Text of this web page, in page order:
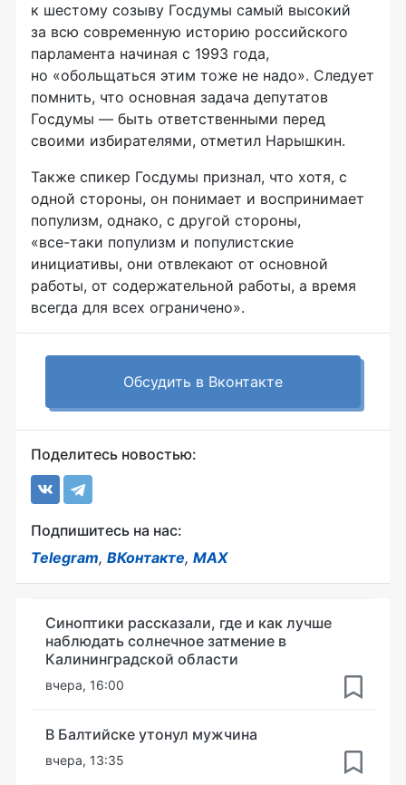
к шестому созыву Госдумы самый высокий
за всю современную историю российского
парламента начиная с 1993 года,
но «обольщаться этим тоже не надо». Следует
помнить, что основная задача депутатов
Госдумы — быть ответственными перед
своими избирателями, отметил Нарышкин.
Также спикер Госдумы признал, что хотя, с
одной стороны, он понимает и воспринимает
популизм, однако, с другой стороны,
«все-таки популизм и популистские
инициативы, они отвлекают от основной
работы, от содержательной работы, а время
всегда для всех ограничено».
Обсудить в Вконтакте
Поделитесь новостью:
Подпишитесь на нас:
Telegram, ВКонтакте, MAX
Синоптики рассказали, где и как лучше
наблюдать солнечное затмение в
Калининградской области
вчера, 16:00
В Балтийске утонул мужчина
вчера, 13:35